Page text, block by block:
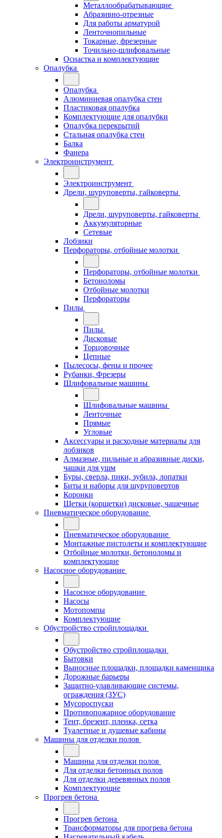
Металлообрабатывающие
Абразивно-отрезные
Для работы арматурой
Ленточнопильные
Токарные, фрезерные
Точильно-шлифовальные
Оснастка и комплектующие
Опалубка
Опалубка
Алюминиевая опалубка стен
Пластиковая опалубка
Комплектующие для опалубки
Опалубка перекрытий
Стальная опалубка стен
Балка
Фанера
Электроинструмент
Электроинструмент
Дрели, шуруповерты, гайковерты
Дрели, шуруповерты, гайковерты
Аккумуляторные
Сетевые
Лобзики
Перфораторы, отбойные молотки
Перфораторы, отбойные молотки
Бетоноломы
Отбойные молотки
Перфораторы
Пилы
Пилы
Дисковые
Торцовочные
Цепные
Пылесосы, фены и прочее
Рубанки, Фрезеры
Шлифовальные машины
Шлифовальные машины
Ленточные
Прямые
Угловые
Аксессуары и расходные материалы для
лобзиков
Алмазные, пильные и абразивные диски,
чашки для ушм
Буры, сверла, пики, зубила, лопатки
Биты и наборы для шуруповертов
Коронки
Щетки (корщетки) дисковые, чашечные
Пневматическое оборудование
Пневматическое оборудование
Монтажные пистолеты и комплектующие
Отбойные молотки, бетоноломы и
комплектующие
Насосное оборудование
Насосное оборудование
Насосы
Мотопомпы
Комплектующие
Обустройство стройплощадки
Обустройство стройплощадки
Бытовки
Выносные площадки, площадки каменщика
Дорожные барьеры
Защитно-улавливающие системы,
ограждения (ЗУС)
Мусороспуски
Противопожарное оборудование
Тент, брезент, пленка, сетка
Туалетные и душевые кабины
Машины для отделки полов
Машины для отделки полов
Для отделки бетонных полов
Для отделки деревянных полов
Комплектующие
Прогрев бетона
Прогрев бетона
Трансформаторы для прогрева бетона